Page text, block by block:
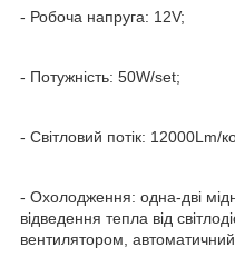
- Робоча напруга: 12V;
- Потужність: 50W/set;
- Світловий потік: 12000Lm/
- Охолодження: одна-дві
відведення тепла від
вентилятором,